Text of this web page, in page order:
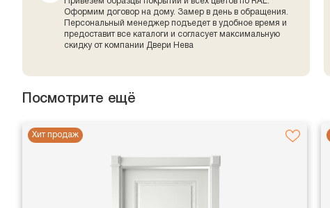
Оформим договор на дому. Замер в день в обращения.
Персональный менеджер подъедет в удобное время и
предоставит все каталоги и согласует максимальную
скидку от компании Двери Нева
Посмотрите ещё
Хит продаж